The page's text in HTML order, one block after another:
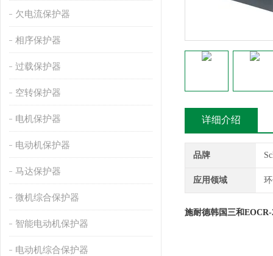
欠电流保护器
相序保护器
过载保护器
空转保护器
电机保护器
电动机保护器
马达保护器
微机综合保护器
智能电动机保护器
电动机综合保护器
详细介绍
品牌
应用领域
施耐德韩国三和